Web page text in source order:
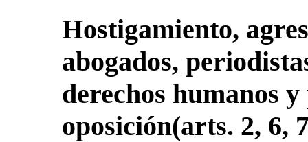
Hostigamiento,
abogados,
derechos humanos
oposición(arts. 2, 6,